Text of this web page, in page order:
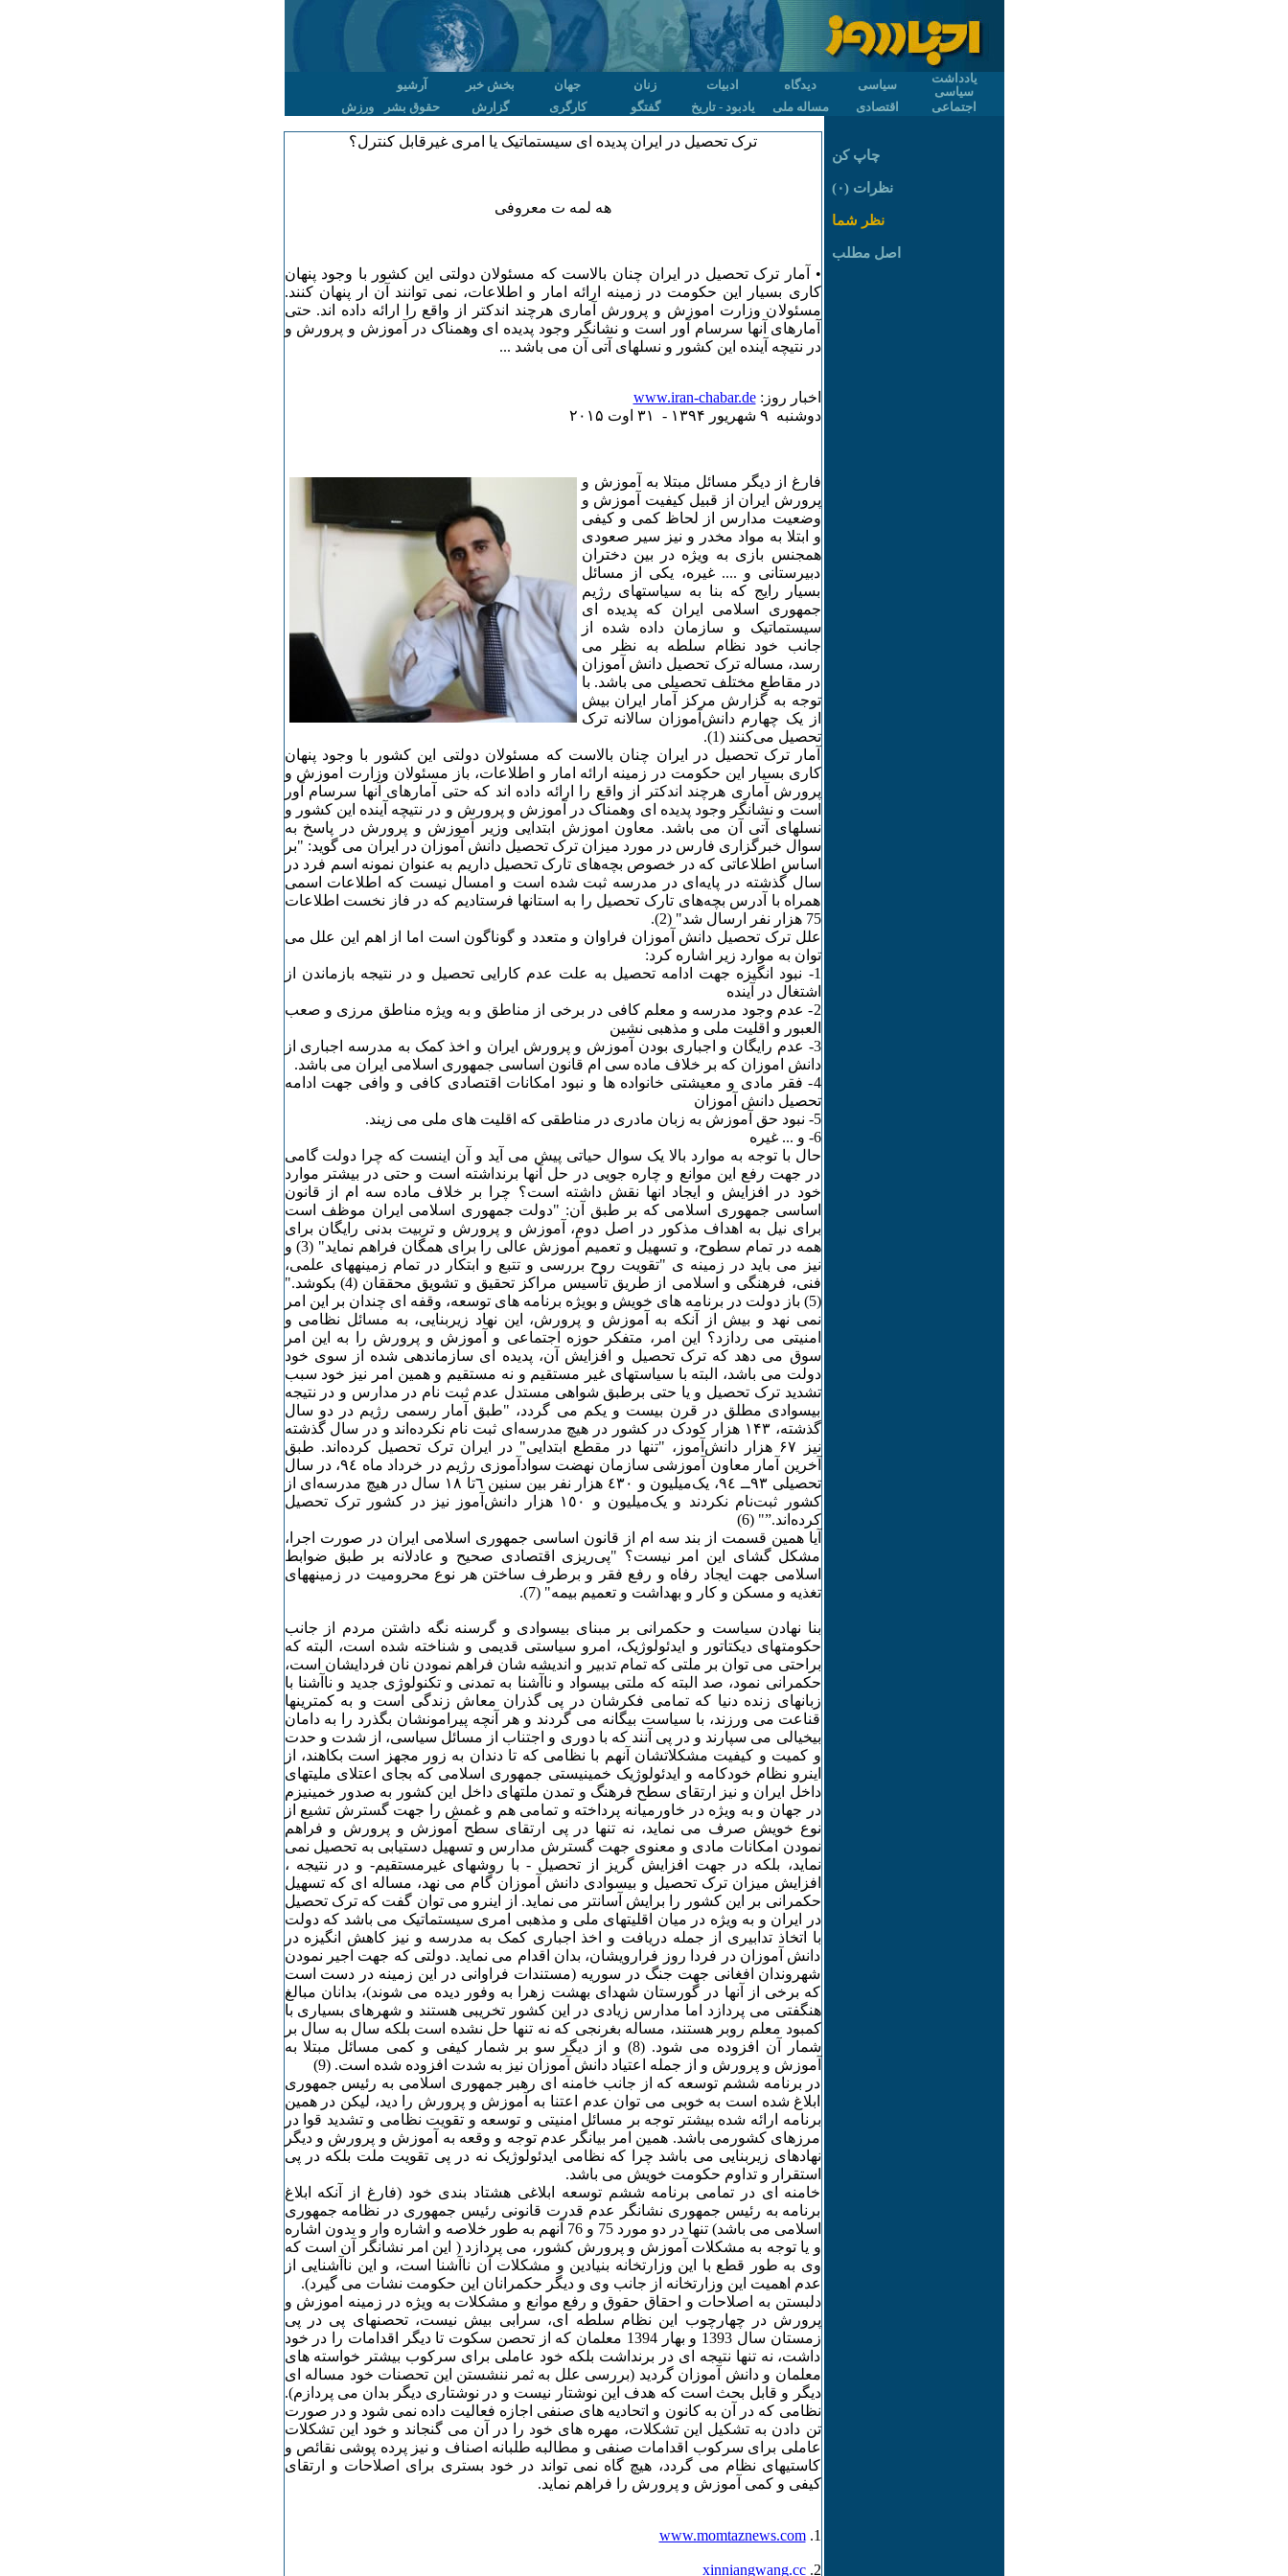
یادداشت
سیاسی
سیاسی دیدگاه ادبیات زنان جهان بخش خبر
آرشیو
اجتماعی
اقتصادی مساله ملی یادبود - تاریخ گفتگو کارگری گزارش حقوق بشر ورزش
ترک تحصیل در ایران پدیده ای سیستماتیک یا امری غیرقابل کنترل؟
هه لمه ت معروفی
• آمار ترک تحصیل در ایران چنان بالاست که مسئولان دولتی این کشور با وجود پنهان
کاری بسیار این حکومت در زمینه ارائه امار و اطلاعات، نمی توانند آن ار پنهان کنند.
مسئولان وزارت اموزش و پرورش آماری هرچند اندکتر از واقع را ارائه داده اند. حتی
آمارهای آنها سرسام آور است و نشانگر وجود پدیده ای وهمناک در آموزش و پرورش و
در نتیچه آینده این کشور و نسلهای آتی آن می باشد ...
اخبار روز:www.iran-chabar.de
دوشنبه ۹ شهريور ۱٣۹۴ - ٣۱ اوت ۲۰۱۵
فارغ از دیگر مسائل مبتلا به آموزش و
پرورش ایران از قبیل کیفیت آموزش و
وضعیت مدارس از لحاظ کمی و کیفی
و ابتلا به مواد مخدر و نیز سیر صعودی
همجنس بازی به ویژه در بین دختران
دبیرستانی و .... غیره، یکی از مسائل
بسیار رایج که بنا به سیاستهای رژیم
جمهوری اسلامی ایران که پدیده ای
سیستماتیک و سازمان داده شده از
جانب خود نظام سلطه به نظر می
رسد، مساله ترک تحصیل دانش آموزان
در مقاطع مختلف تحصیلی می باشد. با
توجه به گزارش مرکز آمار ایران بیش
از یک چهارم دانش‌آموزان سالانه ترک
تحصیل می‌کنند‌ (1).
آمار ترک تحصیل در ایران چنان بالاست که مسئولان دولتی این کشور با وجود پنهان
کاری بسیار این حکومت در زمینه ارائه امار و اطلاعات، باز مسئولان وزارت اموزش و
پرورش آماری هرچند اندکتر از واقع را ارائه داده اند که حتی آمارهای آنها سرسام آور
است و نشانگر وجود پدیده ای وهمناک در آموزش و پرورش و در نتیچه آینده این کشور و
نسلهای آتی آن می باشد. معاون اموزش ابتدایی وزیر آموزش و پرورش در پاسخ به
سوال خبرگزاری فارس در مورد میزان ترک تحصیل دانش آموزان در ایران می گوید: "بر
اساس اطلاعاتی که در خصوص بچه‌های تارک تحصیل داریم به عنوان نمونه اسم فرد در
سال گذشته در پایه‌ای در مدرسه ثبت شده است و امسال نیست که اطلاعات اسمی
همراه با آدرس بچه‌های تارک تحصیل را به استانها فرستادیم که در فاز نخست اطلاعات
75 هزار نفر ارسال شد" (2).
علل ترک تحصیل دانش آموزان فراوان و متعدد و گوناگون است اما از اهم این علل می
توان به موارد زیر اشاره کرد:
1- نبود انگیزه جهت ادامه تحصیل به علت عدم کارایی تحصیل و در نتیجه بازماندن از
اشتغال در آینده
2- عدم وجود مدرسه و معلم کافی در برخی از مناطق و به ویژه مناطق مرزی و صعب
العبور و اقلیت ملی و مذهبی نشین
3- عدم رایگان و اجباری بودن آموزش و پرورش ایران و اخذ کمک به مدرسه اجباری از
دانش اموزان که بر خلاف ماده سی ام قانون اساسی جمهوری اسلامی ایران می باشد.
4- فقر مادی و معیشتی خانواده ها و نبود امکانات اقتصادی کافی و وافی جهت ادامه
تحصیل دانش آموزان
5- نبود حق آموزش به زبان مادری در مناطقی که اقلیت های ملی می زیند.
6- و ... غیره
حال با توجه به موارد بالا یک سوال حیاتی پیش می آید و آن اینست که چرا دولت گامی
در جهت رفع این موانع و چاره جویی در حل آنها برنداشته است و حتی در بیشتر موارد
خود در افزایش و ایجاد انها نقش داشته است؟ چرا بر خلاف ماده سه ام از قانون
اساسی جمهوری اسلامی که بر طبق آن: "دولت جمهوری اسلامی ایران موظف است
برای نیل به اهداف مذکور در اصل دوم، آموزش و پرورش و تربیت بدنی رایگان برای
همه در تمام سطوح، و تسهیل و تعمیم آموزش عالی را برای همگان فراهم نماید" (3) و
نیز می باید در زمینه ی "تقویت روح بررسی و تتبع و ابتکار در تمام زمینه‏های علمی،
فنی، فرهنگی و اسلامی از طریق تأسیس مراکز تحقیق و تشویق محققان (4) بکوشد."
(5) باز دولت در برنامه های خویش و بویژه برنامه های توسعه، وقفه ای چندان بر این امر
نمی نهد و بیش از آنکه به آموزش و پرورش، این نهاد زیربنایی، به مسائل نظامی و
امنیتی می ردازد؟ این امر، متفکر حوزه اجتماعی و آموزش و پرورش را به این امر
سوق می دهد که ترک تحصیل و افزایش آن، پدیده ای سازماندهی شده از سوی خود
دولت می باشد، البته با سیاستهای غیر مستقیم و نه مستقیم و همین امر نیز خود سبب
تشدید ترک تحصیل و یا حتی برطبق شواهی مستدل عدم ثبت نام در مدارس و در نتیجه
بیسوادی مطلق در قرن بیست و یکم می گردد، "طبق آمار رسمی رژیم در دو سال
گذشته، ۱۴۳ هزار کودک در کشور در هیچ مدرسه‌ای ثبت نام نکرده‌اند و در سال گذشته
نیز ۶۷ هزار دانش‌آموز، "تنها در مقطع ابتدایی" در ایران ترک تحصیل کرده‌اند. طبق
آخرین آمار معاون آموزشی سازمان نهضت سوادآموزی رژیم در خرداد ماه ٩٤، در سال
تحصیلی ٩٣ــ ٩٤، یک‌میلیون و ٤٣٠ هزار نفر بین سنین ٦تا ١٨ سال در هیچ مدرسه‌ای از
کشور ثبت‌نام نکردند و یک‌میلیون و ١٥٠ هزار دانش‌آموز نیز در کشور ترک تحصیل
کرده‌اند.”" (6)
آیا همین قسمت از بند سه ام از قانون اساسی جمهوری اسلامی ایران در صورت اجرا،
مشکل گشای این امر نیست؟ "پی‌ریزی اقتصادی صحیح و عادلانه بر طبق ضوابط
اسلامی جهت ایجاد رفاه و رفع فقر و برطرف ساختن هر نوع محرومیت در زمینه‏های
تغذیه و مسکن و کار و بهداشت و تعمیم بیمه" (7).
بنا نهادن سیاست و حکمرانی بر مبنای بیسوادی و گرسنه نگه داشتن مردم از جانب
حکومتهای دیکتاتور و ایدئولوژیک، امرو سیاستی قدیمی و شناخته شده است، البته که
براحتی می توان بر ملتی که تمام تدبیر و اندیشه شان فراهم نمودن نان فردایشان است،
حکمرانی نمود، صد البته که ملتی بیسواد و ناآشنا به تمدنی و تکنولوژی جدید و ناآشنا با
زبانهای زنده دنیا که تمامی فکرشان در پی گذران معاش زندگی است و به کمترینها
قناعت می ورزند، با سیاست بیگانه می گردند و هر آنچه پیرامونشان بگذرد را به دامان
بیخیالی می سپارند و در پی آنند که با دوری و اجتناب از مسائل سیاسی، از شدت و حدت
و کمیت و کیفیت مشکلاتشان آنهم با نظامی که تا دندان به زور مجهز است بکاهند، از
اینرو نظام خودکامه و ایدئولوژیک خمینیستی جمهوری اسلامی که بجای اعتلای ملیتهای
داخل ایران و نیز ارتقای سطح فرهنگ و تمدن ملتهای داخل این کشور به صدور خمینیزم
در جهان و به ویژه در خاورمیانه پرداخته و تمامی هم و غمش را جهت گسترش تشیع از
نوع خویش صرف می نماید، نه تنها در پی ارتقای سطح آموزش و پرورش و فراهم
نمودن امکانات مادی و معنوی جهت گسترش مدارس و تسهیل دستیابی به تحصیل نمی
نماید، بلکه در جهت افزایش گریز از تحصیل - با روشهای غیرمستقیم- و در نتیجه ،
افزایش میزان ترک تحصیل و بیسوادی دانش آموزان گام می نهد، مساله ای که تسهیل
حکمرانی بر این کشور را برایش آسانتر می نماید. از اینرو می توان گفت که ترک تحصیل
در ایران و به ویژه در میان اقلیتهای ملی و مذهبی امری سیستماتیک می باشد که دولت
با اتخاذ تدابیری از جمله دریافت و اخذ اجباری کمک به مدرسه و نیز کاهش انگیزه در
دانش آموزان در فردا روز فرارویشان، بدان اقدام می نماید. دولتی که جهت اجیر نمودن
شهروندان افغانی جهت جنگ در سوریه (مستندات فراوانی در این زمینه در دست است
که برخی از آنها در گورستان شهدای بهشت زهرا به وفور دیده می شوند)، بدانان مبالغ
هنگفتی می پردازد اما مدارس زیادی در این کشور تخریبی هستند و شهرهای بسیاری با
کمبود معلم روبر هستند، مساله بغرنجی که نه تنها حل نشده است بلکه سال به سال بر
شمار آن افزوده می شود. (8) و از دیگر سو بر شمار کیفی و کمی مسائل مبتلا به
آموزش و پرورش و از جمله اعتیاد دانش آموزان نیز به شدت افزوده شده است. (9)
در برنامه ششم توسعه که از جانب خامنه ای رهبر جمهوری اسلامی به رئیس جمهوری
ابلاغ شده است به خوبی می توان عدم اعتنا به آموزش و پرورش را دید، لیکن در همین
برنامه ارائه شده بیشتر توجه بر مسائل امنیتی و توسعه و تقویت نظامی و تشدید قوا در
مرزهای کشورمی باشد. همین امر بیانگر عدم توجه و وقعه به آموزش و پرورش و دیگر
نهادهای زیربنایی می باشد چرا که نظامی ایدئولوژیک نه در پی تقویت ملت بلکه در پی
استقرار و تداوم حکومت خویش می باشد.
خامنه ای در تمامی برنامه ششم توسعه ابلاغی هشتاد بندی خود (فارغ از آنکه ابلاغ
برنامه به رئیس جمهوری نشانگر عدم قدرت قانونی رئیس جمهوری در نظامه جمهوری
اسلامی می باشد) تنها در دو مورد 75 و 76 آنهم به طور خلاصه و اشاره وار و بدون اشاره
و یا توجه به مشکلات آموزش و پرورش کشور، می پردازد ( این امر نشانگر آن است که
وی به طور قطع با این وزارتخانه بنیادین و مشکلات آن ناآشنا است، و این ناآشنایی از
عدم اهمیت این وزارتخانه از جانب وی و دیگر حکمرانان این حکومت نشات می گیرد).
دلبستن به اصلاحات و احقاق حقوق و رفع موانع و مشکلات به ویژه در زمینه اموزش و
پرورش در چهارچوب این نظام سلطه ای، سرابی بیش نیست، تحصنهای پی در پی
زمستان سال 1393 و بهار 1394 معلمان که از تحصن سکوت تا دیگر اقدامات را در خود
داشت، نه تنها نتیجه ای در برنداشت بلکه خود عاملی برای سرکوب بیشتر خواسته های
معلمان و دانش آموزان گردید (بررسی علل به ثمر ننشستن این تحصنات خود مساله ای
دیگر و قابل بحث است که هدف این نوشتار نیست و در نوشتاری دیگر بدان می پردازم).
نظامی که در آن به کانون و اتحادیه های صنفی اجازه فعالیت داده نمی شود و در صورت
تن دادن به تشکیل این تشکلات، مهره های خود را در آن می گنجاند و خود این تشکلات
عاملی برای سرکوب اقدامات صنفی و مطالبه طلبانه اصناف و نیز پرده پوشی نقائص و
کاستیهای نظام می گردد، هیچ گاه نمی تواند در خود بستری برای اصلاحات و ارتقای
کیفی و کمی آموزش و پرورش را فراهم نماید.
1.
www.momtaznews.com
2.
xinniangwang.cc
چاپ کن
نظرات (۰)
نظر شما
اصل مطلب